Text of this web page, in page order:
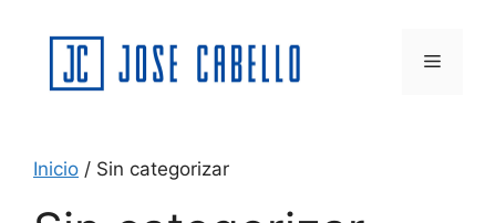
contenido
Menú
Inicio / Sin categorizar